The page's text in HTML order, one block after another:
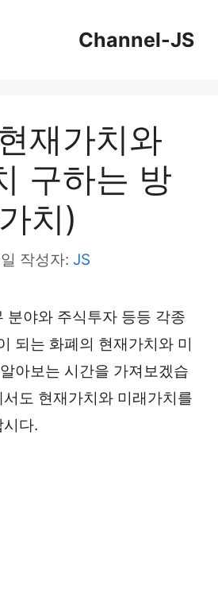
Channel-JS
재가치와
구하는 방
치)
작성자: JS
분야와 주식투자 등등 각종
되는 화폐의 현재가치와 미
아보는 시간을 가져보겠습
도 현재가치와 미래가치를
다.